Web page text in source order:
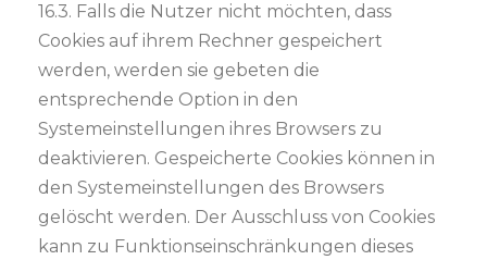
16.3. Falls die Nutzer nicht möchten, dass
Cookies auf ihrem Rechner gespeichert
werden, werden sie gebeten die
entsprechende Option in den
Systemeinstellungen ihres Browsers zu
deaktivieren. Gespeicherte Cookies können in
den Systemeinstellungen des Browsers
gelöscht werden. Der Ausschluss von Cookies
kann zu Funktionseinschränkungen dieses